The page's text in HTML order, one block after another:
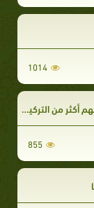
1014
على أسمائهم
855